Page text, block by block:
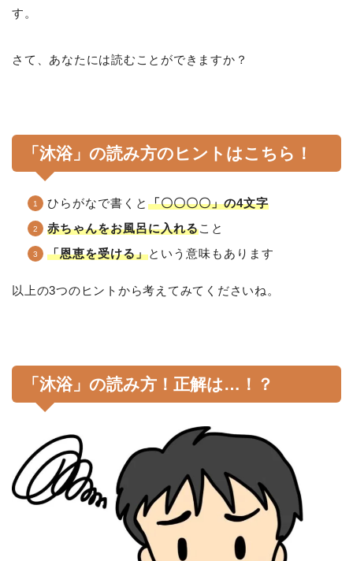
す。
さて、あなたには読むことができますか？
「沐浴」の読み方のヒントはこちら！
ひらがなで書くと 「〇〇〇〇」の4文字
赤ちゃんをお風呂に入れること
「恩恵を受ける」という意味もあります
以上の3つのヒントから考えてみてくださいね。
「沐浴」の読み方！正解は…！？